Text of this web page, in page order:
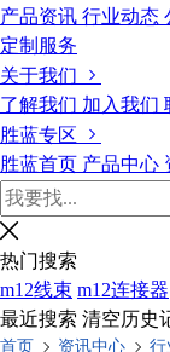
产品资讯 行业动态
定制服务
关于我们
了解我们 加入我们
胜蓝专区
胜蓝首页 产品中心
热门搜索
m12线束 m12连接器
最近搜索 清空历史
首页 资讯中心 行